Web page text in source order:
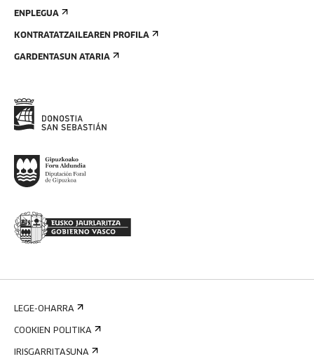
ENPLEGUA
KONTRATATZAILEAREN PROFILA
GARDENTASUN ATARIA
LEGE-OHARRA
COOKIEN POLITIKA
IRISGARRITASUNA